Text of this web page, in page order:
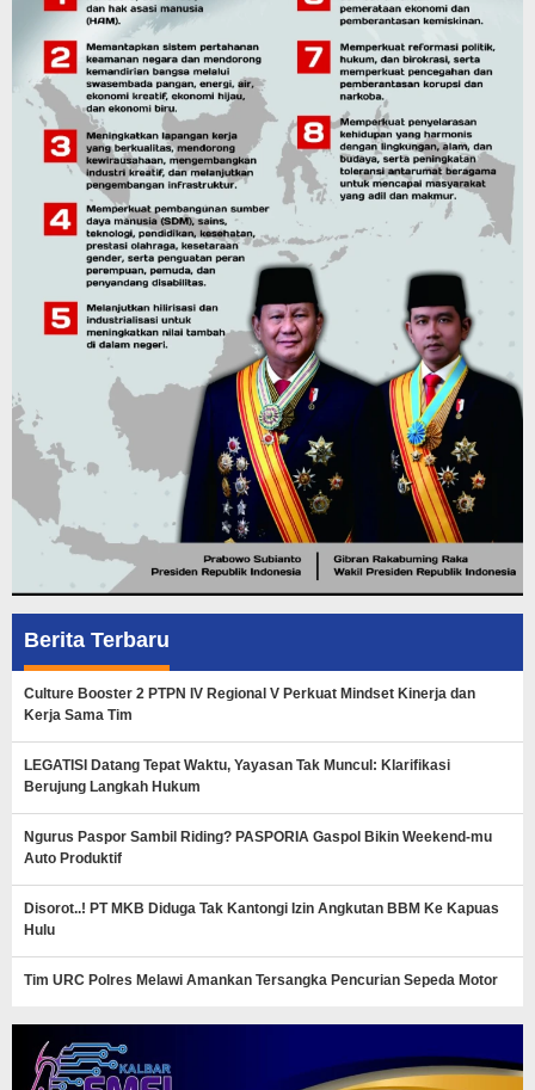
Berita Terbaru
Culture Booster 2 PTPN IV Regional V Perkuat Mindset Kinerja dan
Kerja Sama Tim
LEGATISI Datang Tepat Waktu, Yayasan Tak Muncul: Klarifikasi
Berujung Langkah Hukum
Ngurus Paspor Sambil Riding? PASPORIA Gaspol Bikin Weekend-mu
Auto Produktif
Disorot..! PT MKB Diduga Tak Kantongi Izin Angkutan BBM Ke Kapuas
Hulu
Tim URC Polres Melawi Amankan Tersangka Pencurian Sepeda Motor